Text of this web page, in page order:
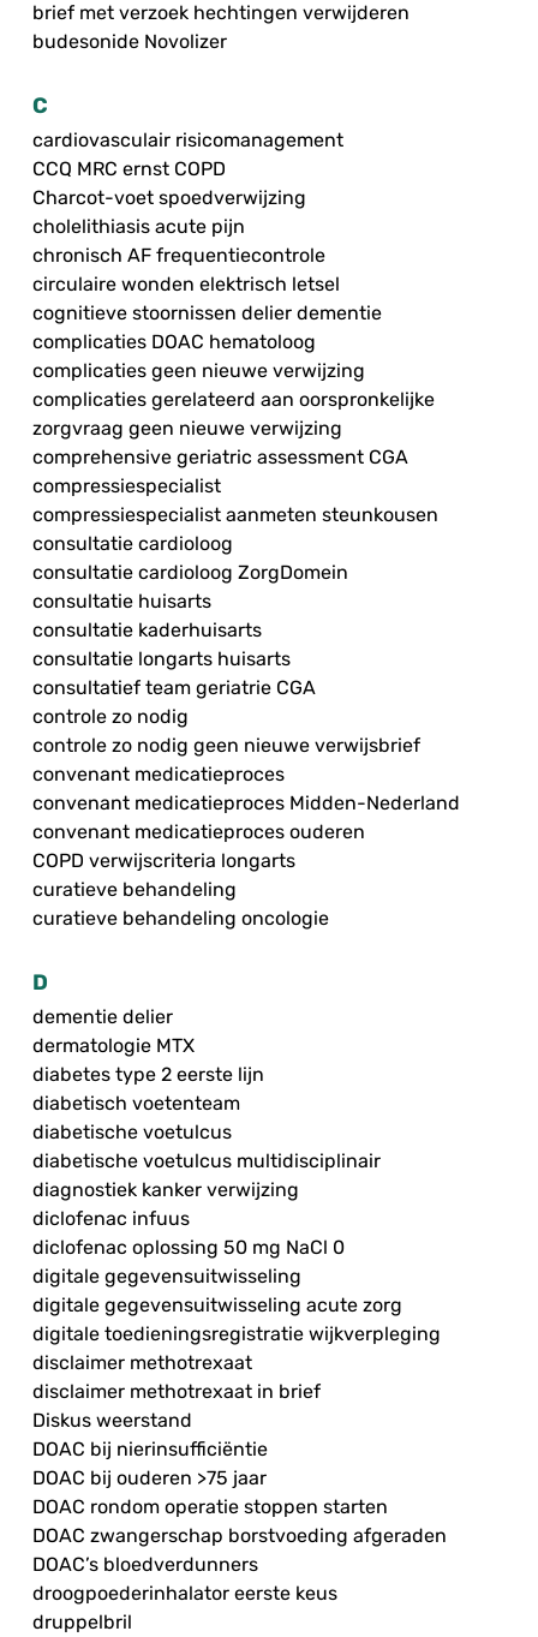
brief met verzoek hechtingen verwijderen
budesonide Novolizer
C
cardiovasculair risicomanagement
CCQ MRC ernst COPD
Charcot-voet spoedverwijzing
cholelithiasis acute pijn
chronisch AF frequentiecontrole
circulaire wonden elektrisch letsel
cognitieve stoornissen delier dementie
complicaties DOAC hematoloog
complicaties geen nieuwe verwijzing
complicaties gerelateerd aan oorspronkelijke
zorgvraag geen nieuwe verwijzing
comprehensive geriatric assessment CGA
compressiespecialist
compressiespecialist aanmeten steunkousen
consultatie cardioloog
consultatie cardioloog ZorgDomein
consultatie huisarts
consultatie kaderhuisarts
consultatie longarts huisarts
consultatief team geriatrie CGA
controle zo nodig
controle zo nodig geen nieuwe verwijsbrief
convenant medicatieproces
convenant medicatieproces Midden-Nederland
convenant medicatieproces ouderen
COPD verwijscriteria longarts
curatieve behandeling
curatieve behandeling oncologie
D
dementie delier
dermatologie MTX
diabetes type 2 eerste lijn
diabetisch voetenteam
diabetische voetulcus
diabetische voetulcus multidisciplinair
diagnostiek kanker verwijzing
diclofenac infuus
diclofenac oplossing 50 mg NaCl 0
digitale gegevensuitwisseling
digitale gegevensuitwisseling acute zorg
digitale toedieningsregistratie wijkverpleging
disclaimer methotrexaat
disclaimer methotrexaat in brief
Diskus weerstand
DOAC bij nierinsufficiëntie
DOAC bij ouderen >75 jaar
DOAC rondom operatie stoppen starten
DOAC zwangerschap borstvoeding afgeraden
DOAC’s bloedverdunners
droogpoederinhalator eerste keus
druppelbril